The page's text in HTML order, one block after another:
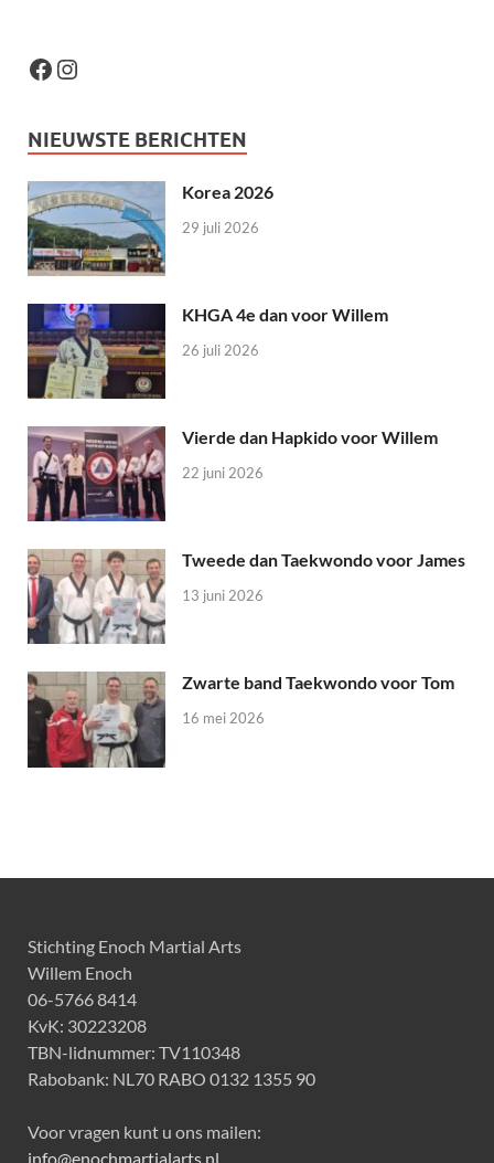
NIEUWSTE BERICHTEN
Korea 2026
29 juli 2026
KHGA 4e dan voor Willem
26 juli 2026
Vierde dan Hapkido voor Willem
22 juni 2026
Tweede dan Taekwondo voor James
13 juni 2026
Zwarte band Taekwondo voor Tom
16 mei 2026
Stichting Enoch Martial Arts
Willem Enoch
06-5766 8414
KvK: 30223208
TBN-lidnummer: TV110348
Rabobank: NL70 RABO 0132 1355 90
Voor vragen kunt u ons mailen:
info@enochmartialarts.nl